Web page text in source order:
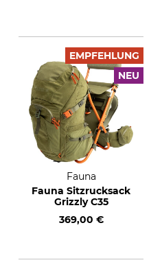
EMPFEHLUNG
NEU
Fauna
Fauna Sitzrucksack
Grizzly C35
369,00 €